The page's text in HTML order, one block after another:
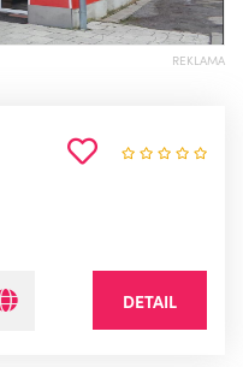
REKLAMA
DETAIL